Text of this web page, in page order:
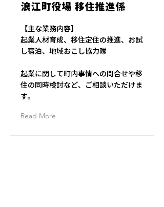
浪江町役場 移住推進係
【主な業務内容】
起業人材育成、移住定住の推進、お試
し宿泊、地域おこし協力隊
起業に関して町内事情への問合せや移
住の同時検討など、ご相談いただけま
す。
Read More